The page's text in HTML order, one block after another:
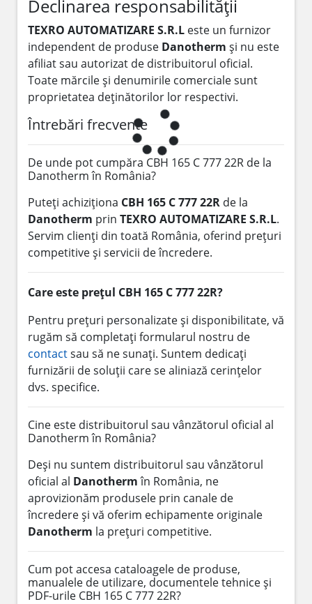
Declinarea responsabilității
TEXRO AUTOMATIZARE S.R.L este un furnizor
independent de produse Danotherm și nu este
afiliat sau autorizat de distribuitorul oficial.
Toate mărcile și denumirile comerciale sunt
proprietatea deținătorilor lor respectivi.
Întrebări frecvente
De unde pot cumpăra CBH 165 C 777 22R de la
Danotherm în România?
Puteți achiziționa CBH 165 C 777 22R de la
Danotherm prin TEXRO AUTOMATIZARE S.R.L.
Servim clienți din toată România, oferind prețuri
competitive și servicii de încredere.
Care este prețul CBH 165 C 777 22R?
Pentru prețuri personalizate și disponibilitate, vă
rugăm să completați formularul nostru de
contactsau să ne sunați. Suntem dedicați
furnizării de soluții care se aliniază cerințelor
dvs. specifice.
Cine este distribuitorul sau vânzătorul oficial al
Danotherm în România?
Deși nu suntem distribuitorul sau vânzătorul
oficial al Danothermîn România, ne
aprovizionăm produsele prin canale de
încredere și vă oferim echipamente originale
Danotherm la prețuri competitive.
Cum pot accesa cataloagele de produse,
manualele de utilizare, documentele tehnice și
PDF-urile CBH 165 C 777 22R?